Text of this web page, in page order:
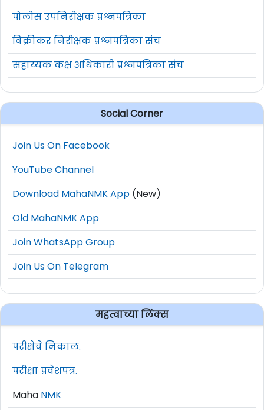
पोलीस उपनिरीक्षक प्रश्नपत्रिका
विक्रीकर निरीक्षक प्रश्नपत्रिका संच
सहाय्यक कक्ष अधिकारी प्रश्नपत्रिका संच
Social Corner
Join Us On Facebook
YouTube Channel
Download MahaNMK App (New)
Old MahaNMK App
Join WhatsApp Group
Join Us On Telegram
महत्वाच्या लिंक्स
परीक्षेचे निकाल.
परीक्षा प्रवेशपत्र.
Maha NMK